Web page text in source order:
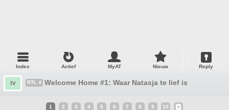
Index Actief MyAT Nieuw Reply
tv RTL 4 Welcome Home #1: Waar Natasja te lief is
1 2 3 4 5 6 7 8 9 10